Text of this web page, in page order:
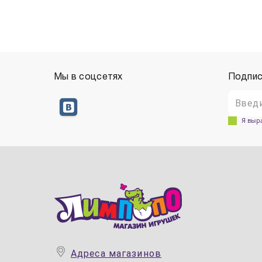
Мы в соцсетях
Я
Адреса магазинов